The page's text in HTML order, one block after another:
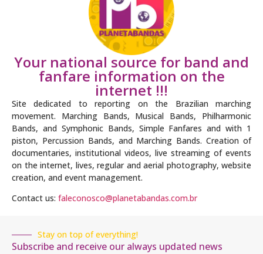
Your national source for band and
fanfare information on the
internet !!!
Site dedicated to reporting on the Brazilian marching
movement. Marching Bands, Musical Bands, Philharmonic
Bands, and Symphonic Bands, Simple Fanfares and with 1
piston, Percussion Bands, and Marching Bands. Creation of
documentaries, institutional videos, live streaming of events
on the internet, lives, regular and aerial photography, website
creation, and event management.
Contact us: faleconosco@planetabandas.com.br
Stay on top of everything!
Subscribe and receive our always updated news